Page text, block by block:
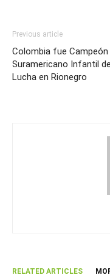
Previous article
Colombia fue Campeón
Suramericano Infantil de
Lucha en Rionegro
RELATED ARTICLES